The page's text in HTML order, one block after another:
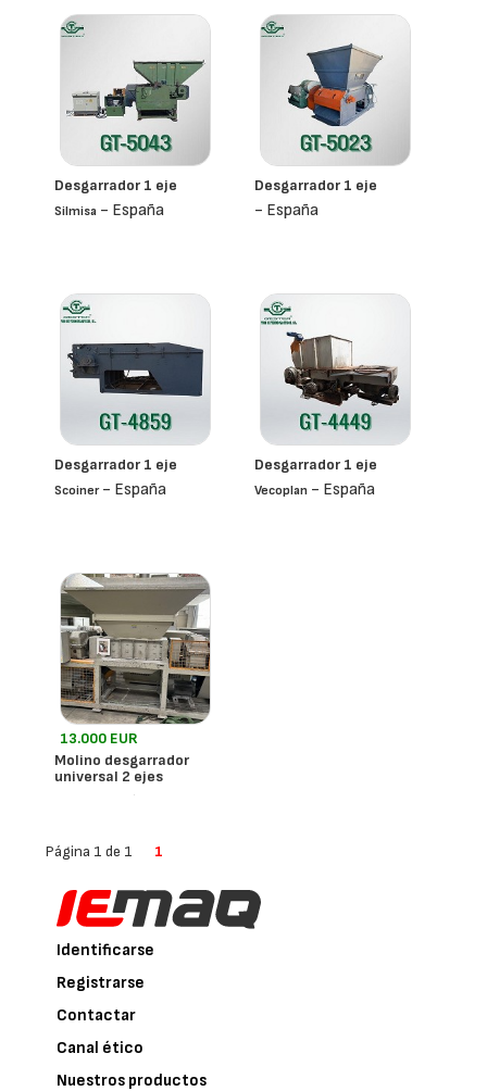
Desgarrador 1 eje
Silmisa - España
Desgarrador 1 eje
- España
Desgarrador 1 eje
Scoiner- España
Desgarrador 1 eje
Vecoplan - España
13.000 EUR
Molino desgarrador
universal 2 ejes
- España
Página 1 de 1 1
Identificarse
Registrarse
Contactar
Canal ético
Nuestros productos